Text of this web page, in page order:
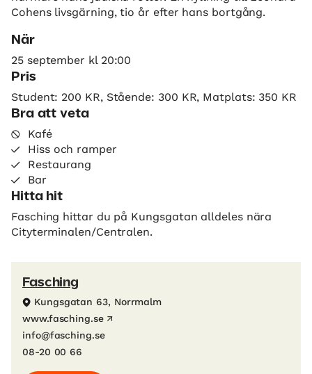
Cohens livsgärning, tio år efter hans bortgång.
När
25 september kl 20:00
Pris
Student: 200 KR, Stående: 300 KR, Matplats: 350 KR
Bra att veta
Kafé
Hiss och ramper
Restaurang
Bar
Hitta hit
Fasching hittar du på Kungsgatan alldeles nära
Cityterminalen/Centralen.
Fasching
Kungsgatan 63, Norrmalm
www.fasching.se
info@fasching.se
08-20 00 66